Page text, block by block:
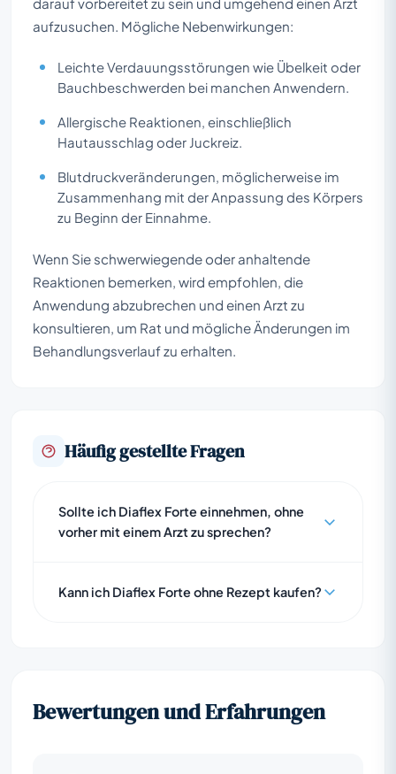
aufzusuchen. Mögliche Nebenwirkungen:
Leichte Verdauungsstörungen wie Übelkeit oder
Bauchbeschwerden bei manchen Anwendern.
Allergische Reaktionen, einschließlich
Hautausschlag oder Juckreiz.
Blutdruckveränderungen, möglicherweise im
Zusammenhang mit der Anpassung des Körpers
zu Beginn der Einnahme.
Wenn Sie schwerwiegende oder anhaltende
Reaktionen bemerken, wird empfohlen, die
Anwendung abzubrechen und einen Arzt zu
konsultieren, um Rat und mögliche Änderungen im
Behandlungsverlauf zu erhalten.
Häufig gestellte Fragen
Sollte ich Diaflex Forte einnehmen, ohne
vorher mit einem Arzt zu sprechen?
Kann ich Diaflex Forte ohne Rezept kaufen?
Bewertungen und Erfahrungen